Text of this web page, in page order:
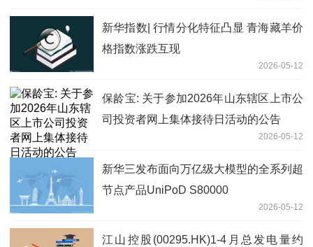
新华指数| 行情分化特征凸显 青海藏羊价
格指数涨跌互现
2026-05-12
保龄宝: 关于参加2026年山东辖区上市公
司投资者网上集体接待日活动的公告
2026-05-12
新华三发布面向万亿级大模型的全系列超
节点产品UniPoD S80000
2026-05-12
江山控股(00295.HK)1-4月总发电量约